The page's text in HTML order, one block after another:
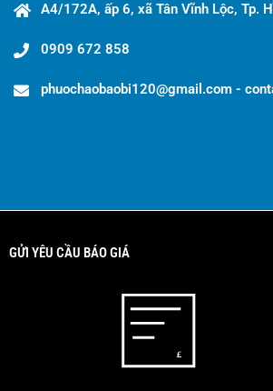
A4/172A, ấp 6, xã Tân Vĩnh Lộc, Tp.
0909 672 858
phuochaobaobi120@gmail.com -
GỬI YÊU CẦU BÁO GIÁ